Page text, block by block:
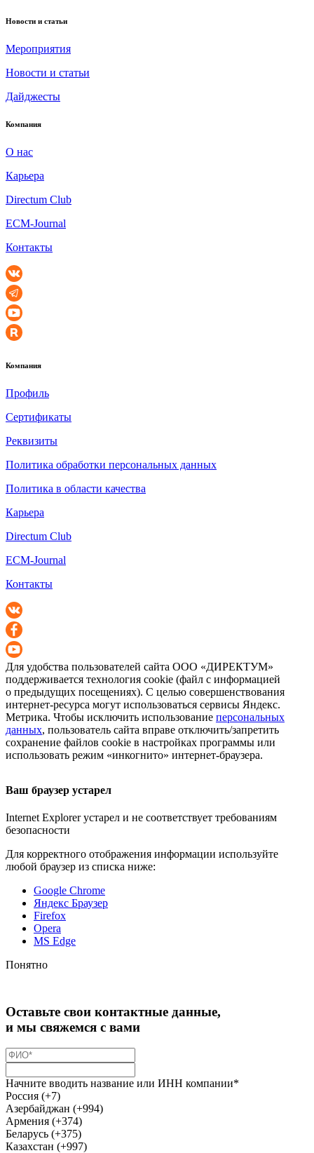
Новости и статьи
Мероприятия
Новости и статьи
Дайджесты
Компания
О нас
Карьера
Directum Club
ECM-Journal
Контакты
Компания
Профиль
Сертификаты
Реквизиты
Политика обработки персональных данных
Политика в области качества
Карьера
Directum Club
ECM-Journal
Контакты
Для удобства пользователей сайта ООО «ДИРЕКТУМ»
поддерживается технология cookie (файл с информацией
о предыдущих посещениях). С целью совершенствования
интернет-ресурса могут использоваться сервисы Яндекс.
Метрика. Чтобы исключить использование персональных
данных, пользователь сайта вправе отключить/запретить
сохранение файлов cookie в настройках программы или
использовать режим «инкогнито» интернет-браузера.
Ваш браузер устарел
Internet Explorer устарел и не соответствует требованиям
безопасности
Для корректного отображения информации используйте
любой браузер из списка ниже:
Google Chrome
Яндекс Браузер
Firefox
Opera
MS Edge
Понятно
Оставьте свои контактные данные,
и мы свяжемся с вами
Начните вводить название или ИНН компании*
Россия (+7)
Азербайджан (+994)
Армения (+374)
Беларусь (+375)
Казахстан (+997)